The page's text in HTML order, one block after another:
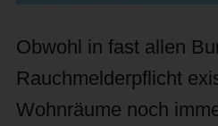
Obwohl in fast allen
Rauchmelderpflicht
Wohnräume noch